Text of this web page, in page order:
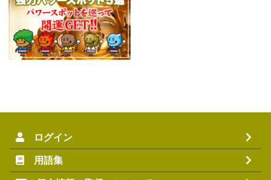
ログイン
用語集